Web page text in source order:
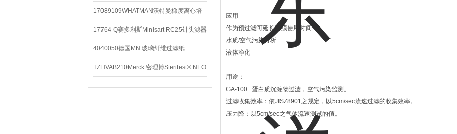
配件
17089109WHATMAN沃特曼梯度离心培
养基
17764-Q赛多利斯Minisart RC25针头滤器
4040050德国MN 玻璃纤维过滤纸
TZHVAB210Merck 密理博Steritest® NEO
设备
应用
作为预过滤可延长滤膜使用时间
水质/空气污染分析
液体净化
用途：
GA-100 蛋白质沉淀物过滤，空气污染监测。
过滤收集效率：依JISZ8901之规定，以5cm/sec流速过滤的收集效率。
压力降：以5cm/sec之气体流速测试的值。